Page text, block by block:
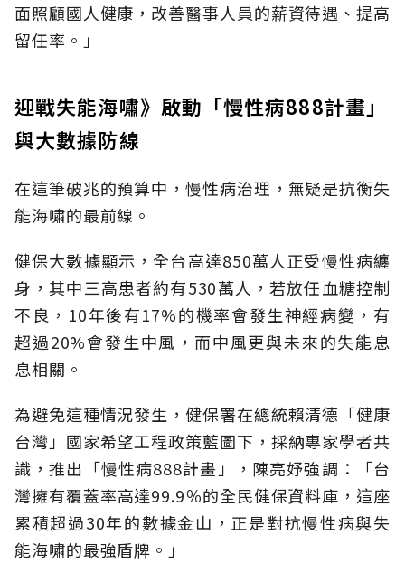
面照顧國人健康，改善醫事人員的薪資待遇、提高
留任率。」
迎戰失能海嘯》啟動「慢性病888計畫」
與大數據防線
在這筆破兆的預算中，慢性病治理，無疑是抗衡失
能海嘯的最前線。
健保大數據顯示，全台高達850萬人正受慢性病纏
身，其中三高患者約有530萬人，若放任血糖控制
不良，10年後有17%的機率會發生神經病變，有
超過20%會發生中風，而中風更與未來的失能息
息相關。
為避免這種情況發生，健保署在總統賴清德「健康
台灣」國家希望工程政策藍圖下，採納專家學者共
識，推出「慢性病888計畫」，陳亮妤強調：「台
灣擁有覆蓋率高達99.9％的全民健保資料庫，這座
累積超過30年的數據金山，正是對抗慢性病與失
能海嘯的最強盾牌。」